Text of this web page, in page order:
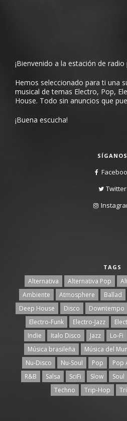
¡Bienvenido a la estación de radio
Hemos seleccionado para ti una
musical de temas Electro, Pop,
House. Todo sin anuncios que
¡Buena escucha!
SÍGANOS
Twitter
TAGS
Alternativa Alternativa Pop
Ambiente
Atmosphere Ballad
Deep House
Disco Downtempo
Electro-Funk
Electro-Jazz
Indie
Italo Disco Jazz Lo-Fi
Música brasileña
Música del
Nu-Disco
Nu-Soul Pop Pop
R&B
Salsa SciFi Slow Soul
Techno
Trip-Hop